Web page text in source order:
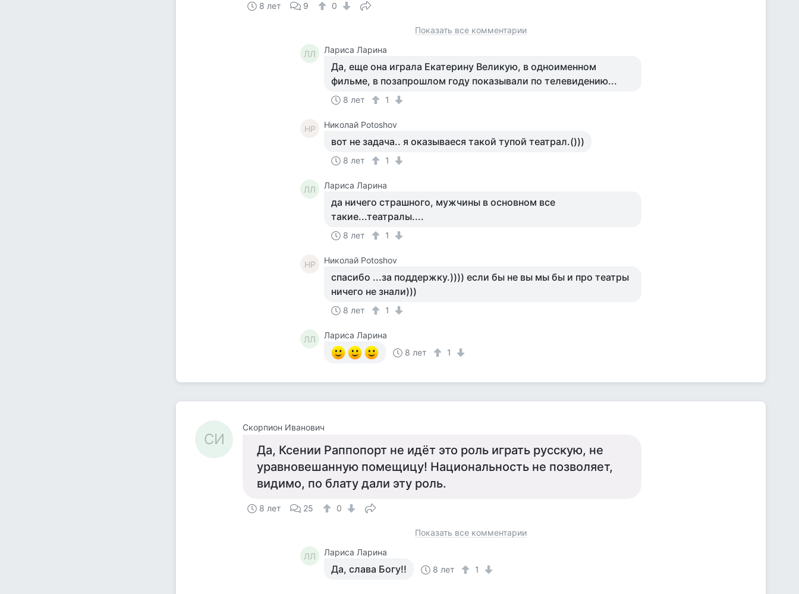
8 лет 9 0
Показать все комментарии
ЛЛ Лариса Ларина
Да, еще она играла Екатерину Великую, в одноименном
фильме, в позапрошлом году показывали по телевидению...
8 лет 1
НP Николай Potoshov
вот не задача.. я оказываеся такой тупой театрал.()))
8 лет 1
ЛЛ Лариса Ларина
да ничего страшного, мужчины в основном все
такие...театралы....
8 лет 1
НP Николай Potoshov
спасибо ...за поддержку.)))) если бы не вы мы бы и про театры
ничего не знали)))
8 лет 1
ЛЛ
Лариса Ларина
8 лет
1
СИ
Скорпион Иванович
Да, Ксении Раппопорт не идёт это роль играть русскую, не
уравновешанную помещицу! Национальность не позволяет,
видимо, по блату дали эту роль.
8 лет 25 0
Показать все комментарии
ЛЛ Лариса Ларина
Да, слава Богу!! 8 лет 1